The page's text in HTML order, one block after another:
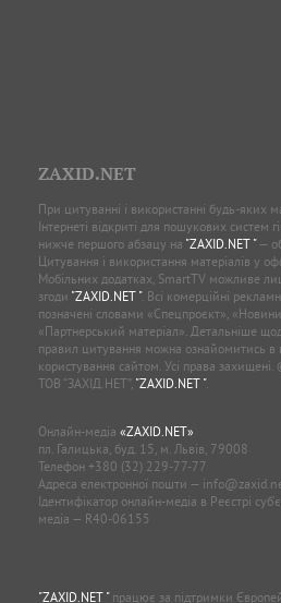
ZAXID.NET
При цитуванні і використанні будь-яких
Інтернеті відкриті для пошукових систем
нижче першого абзацу на "ZAXID.NET "—
Цитування і використання матеріалів у
Мобільних додатках, SmartTV можливе
згоди "ZAXID.NET ". Всі комерційні
позначені словами «Спецпроєкт»,
«Партнерський матеріал». Детальніше
правил цитування можна ознайомитись в
користування сайтом. Усі права
ТОВ “ЗАХІД.НЕТ”, "ZAXID.NET ".
Онлайн-медіа «ZAXID.NET»
пл. Галицька, буд. 15, м. Львів, 79008
Телефон +380 (32) 229-77-77
Адреса електронної пошти —
Ідентифікатор онлайн-медіа в Реєстрі
медіа — R40-06155
"ZAXID.NET "працює за підтримки